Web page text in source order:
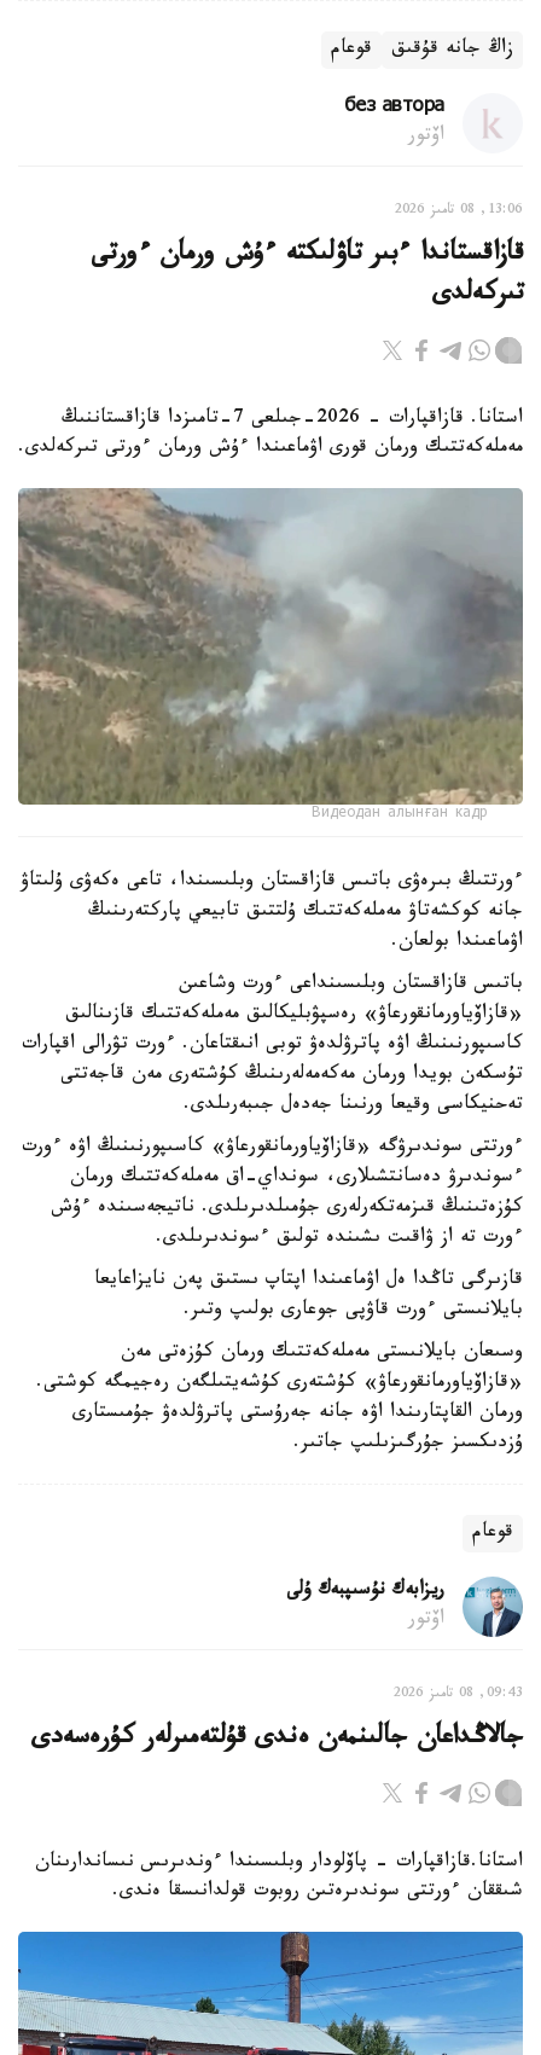
زاڭ جانە قۇقىق قوعام
без автора
اۆتور
13:06, 08 تامىز 2026
قازاقستاندا ءبىر تاۋلىكتە ءۇش ورمان ءورتى
تىركەلدى
استانا. قازاقپارات - 2026-جىلعى 7-تامىزدا قازاقستاننىڭ
مەملەكەتتىك ورمان قورى اۋماعىندا ءۇش ورمان ءورتى تىركەلدى.
Видеодан алынған кадр
ءورتتىڭ بىرەۋى باتىس قازاقستان وبلىسىندا، تاعى ەكەۋى ۇلىتاۋ
جانە كوكشەتاۋ مەملەكەتتىك ۇلتتىق تابيعي پاركتەرىنىڭ
اۋماعىندا بولعان.
باتىس قازاقستان وبلىسىنداعى ءورت وشاعىن
«قازاۆياورمانقورعاۋ» رەسپۋبليكالىق مەملەكەتتىك قازىنالىق
كاسىپورنىنىڭ اۋە پاترۋلدەۋ توبى انىقتاعان. ءورت تۋرالى اقپارات
تۇسكەن بويدا ورمان مەكەمەلەرىنىڭ كۇشتەرى مەن قاجەتتى
تەحنيكاسى وقيعا ورنىنا جەدەل جىبەرىلدى.
ءورتتى سوندىرۋگە «قازاۆياورمانقورعاۋ» كاسىپورنىنىڭ اۋە ءورت
ءسوندىرۋ دەسانتشىلارى، سونداي-اق مەملەكەتتىك ورمان
كۇزەتىنىڭ قىزمەتكەرلەرى جۇمىلدىرىلدى. ناتيجەسىندە ءۇش
ءورت تە از ۋاقىت ىشىندە تولىق ءسوندىرىلدى.
قازىرگى تاڭدا ەل اۋماعىندا اپتاپ ىستىق پەن نايزاعايعا
بايلانىستى ءورت قاۋپى جوعارى بولىپ وتىر.
وسىعان بايلانىستى مەملەكەتتىك ورمان كۇزەتى مەن
«قازاۆياورمانقورعاۋ» كۇشتەرى كۇشەيتىلگەن رەجيمگە كوشتى.
ورمان القاپتارىندا اۋە جانە جەرۇستى پاترۋلدەۋ جۇمىستارى
ۇزدىكسىز جۇرگىزىلىپ جاتىر.
قوعام
ريزابەك نۇسىپبەك ۇلى
اۆتور
09:43, 08 تامىز 2026
جالاڭداعان جالىنمەن ەندى قۇلتەمىرلەر كۇرەسەدى
استانا.قازاقپارات - پاۆلودار وبلىسىندا ءوندىرىس نىساندارىنان
شىققان ءورتتى سوندىرەتىن روبوت قولدانىسقا ەندى.